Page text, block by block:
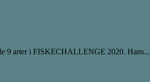
9 arter i FISKECHALLENGE 2020. Hans...